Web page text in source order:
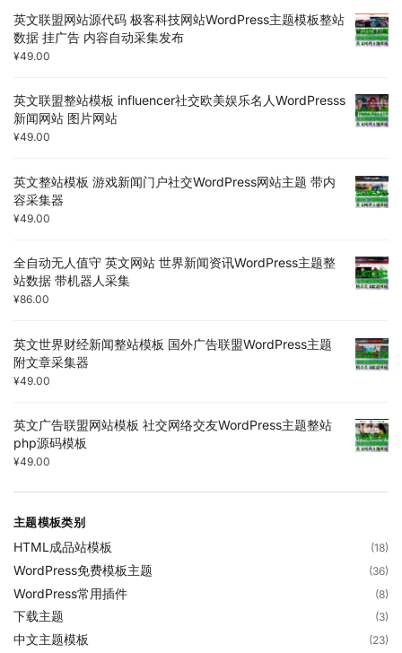
英文联盟网站源代码 极客科技网站WordPress主题模板整站
数据 挂广告 内容自动采集发布
¥49.00
英文联盟整站模板 influencer社交欧美娱乐名人WordPresss
新闻网站 图片网站
¥49.00
英文整站模板 游戏新闻门户社交WordPress网站主题 带内
容采集器
¥49.00
全自动无人值守 英文网站 世界新闻资讯WordPress主题整
站数据 带机器人采集
¥86.00
英文世界财经新闻整站模板 国外广告联盟WordPress主题
附文章采集器
¥49.00
英文广告联盟网站模板 社交网络交友WordPress主题整站
php源码模板
¥49.00
主题模板类别
HTML成品站模板 (18)
WordPress免费模板主题 (36)
WordPress常用插件 (8)
下载主题 (3)
中文主题模板 (23)